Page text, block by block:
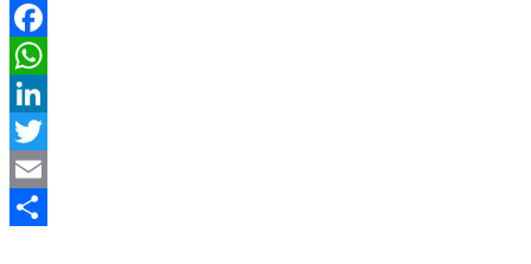
Facebook
WhatsApp
LinkedIn
Twitter
Email